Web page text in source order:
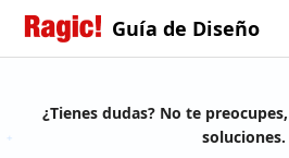
Guía de Diseño
¿Tienes dudas? No te
soluciones.